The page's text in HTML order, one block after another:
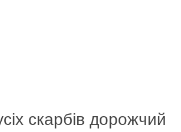
скарбів дорожчий